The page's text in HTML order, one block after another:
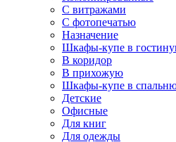
С витражами
С фотопечатью
Назначение
Шкафы-купе в
В коридор
В прихожую
Шкафы-купе в
Детские
Офисные
Для книг
Для одежды